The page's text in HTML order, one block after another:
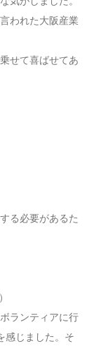
われた大阪産業
せて喜ばせてあ
る必要があるた
ランティアに行
感じました。そ